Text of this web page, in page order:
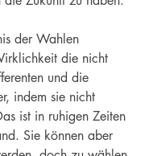
der Wahlen
die nicht
und die
indem sie nicht
ist in ruhigen Zeiten
Sie können aber